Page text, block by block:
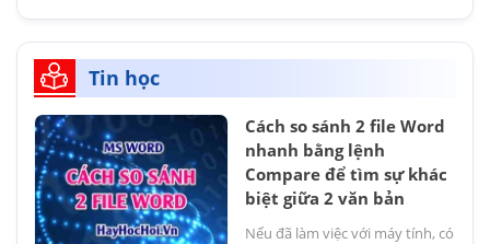
Tin học
Cách so sánh 2 file Word
nhanh bằng lệnh
Compare để tìm sự khác
biệt giữa 2 văn bản
Nếu đã làm việc với máy tính, có